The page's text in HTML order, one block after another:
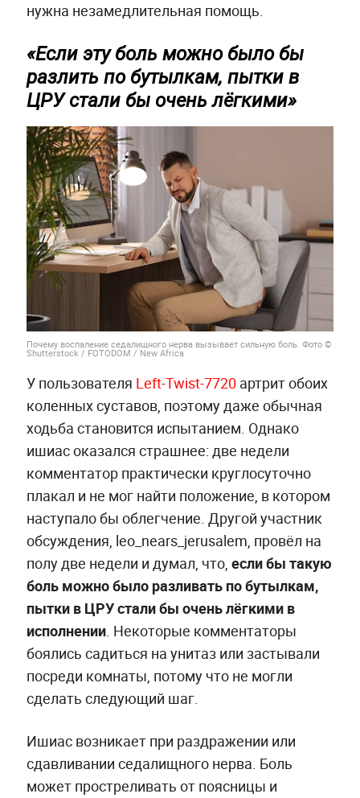
нужна незамедлительная помощь.
«Если эту боль можно было бы
разлить по бутылкам, пытки в
ЦРУ стали бы очень лёгкими»
Почему воспаление седалищного нерва вызывает сильную боль. Фото ©
Shutterstock / FOTODOM / New Africa
У пользователя Left-Twist-7720артрит обоих
коленных суставов, поэтому даже обычная
ходьба становится испытанием. Однако
ишиас оказался страшнее: две недели
комментатор практически круглосуточно
плакал и не мог найти положение, в котором
наступало бы облегчение. Другой участник
обсуждения, leo_nears_jerusalem, провёл на
полу две недели и думал, что, если бы такую
боль можно было разливать по бутылкам,
пытки в ЦРУ стали бы очень лёгкими в
исполнении. Некоторые комментаторы
боялись садиться на унитаз или застывали
посреди комнаты, потому что не могли
сделать следующий шаг.
Ишиас возникает при раздражении или
сдавливании седалищного нерва. Боль
может простреливать от поясницы и